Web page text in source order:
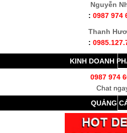
Nguyễn
: 0987 974
Thanh
:
KINH DOANH
0987 974
Chat
QUẢNG